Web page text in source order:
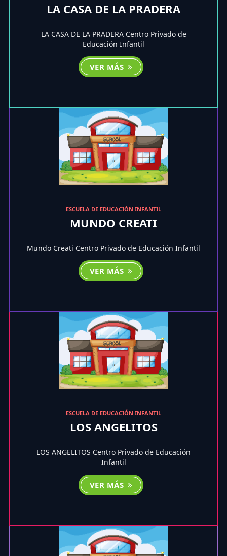
LA CASA DE LA PRADERA
LA CASA DE LA PRADERA Centro Privado de
Educación Infantil
VER MÁS
ESCUELA DE EDUCACIÓN INFANTIL
MUNDO CREATI
Mundo Creati Centro Privado de Educación Infantil
VER MÁS
ESCUELA DE EDUCACIÓN INFANTIL
LOS ANGELITOS
LOS ANGELITOS Centro Privado de Educación
Infantil
VER MÁS